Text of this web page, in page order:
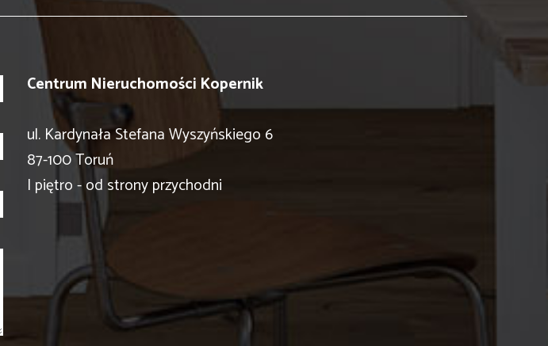
Centrum Nieruchomości Kopernik
ul. Kardynała Stefana Wyszyńskiego 6
87-100 Toruń
I piętro - od strony przychodni